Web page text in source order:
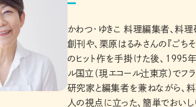
かわつ・ゆきこ 料理編集者、料理
創刊や、栗原はるみさんの『ごちそ
のヒット作を手掛けた後、1995
ル国立（現エコール辻東京）でフ
研究家と編集者を兼ねながら、
人の視点に立った、簡単でおい